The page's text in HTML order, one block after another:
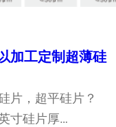
加工定制超薄硅
片，超平硅片？
寸硅片厚…